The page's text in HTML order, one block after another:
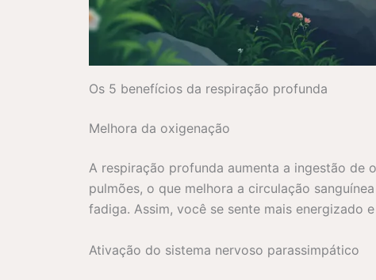
Os 5 benefícios da respiração profunda
Melhora da oxigenação
A respiração profunda aumenta a ingestão de
pulmões, o que melhora a circulação
fadiga. Assim, você se sente mais energizado
Ativação do sistema nervoso parassimpático